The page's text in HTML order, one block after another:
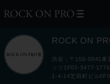
ROCK ON
渋谷：〒150-0041東
ッツ1F03-3477-
1-4-14芝田町ビル